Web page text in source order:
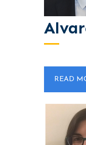
READ